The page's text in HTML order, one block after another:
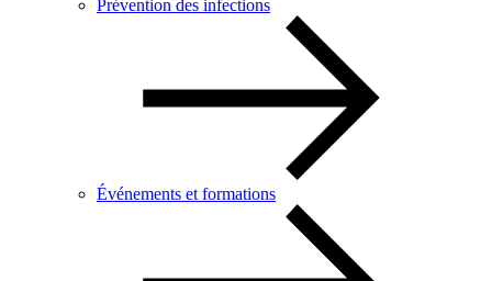
Prévention des infections
Événements et formations